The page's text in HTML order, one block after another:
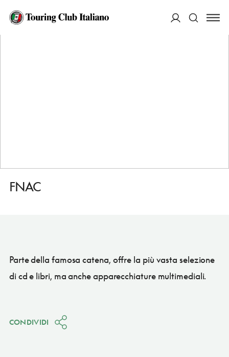
HOME
FNAC
Parte della famosa catena, offre la più vasta selezione
di cd e libri, ma anche apparecchiature multimediali.
CONDIVIDI